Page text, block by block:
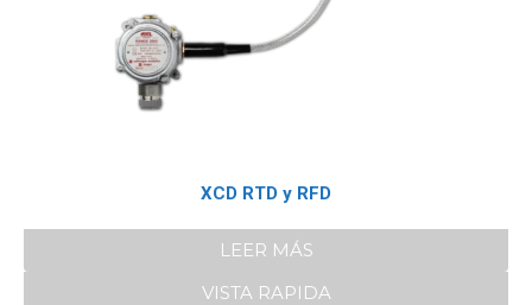
XCD RTD y RFD
LEER MÁS
VISTA RAPIDA